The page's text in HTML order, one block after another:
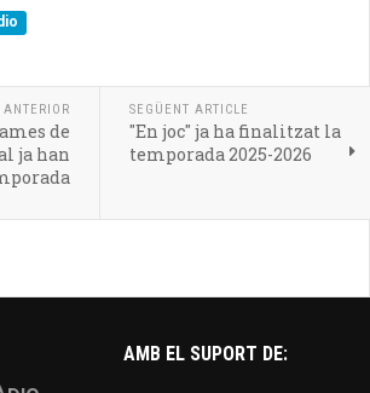
de
ja han
SEGÜENT ARTICLE
"En joc" ja ha finalitzat la
temporada 2025-2026
AMB EL SUPORT DE: